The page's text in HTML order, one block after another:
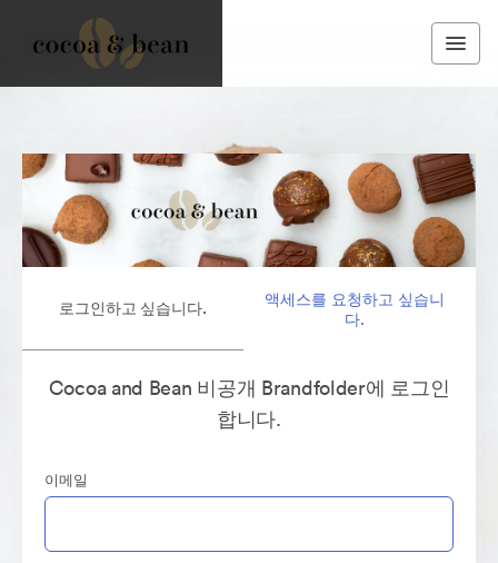
로그인하고 싶습니다.
액세스를 요청하고 싶습니
다.
Cocoa and Bean 비공개 Brandfolder에 로그인
합니다.
이메일